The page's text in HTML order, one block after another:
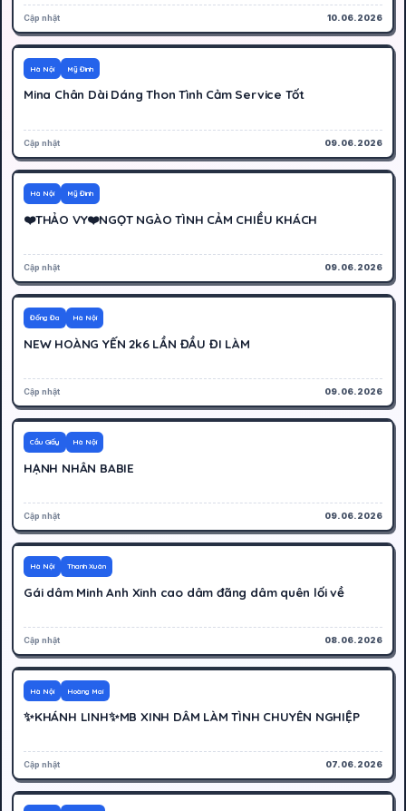
Cập nhật 10.06.2026
Hà Nội Mỹ Đình
Mina Chân Dài Dáng Thon Tình Cảm Service Tốt
Cập nhật 09.06.2026
Hà Nội Mỹ Đình
❤️THẢO VY❤️NGỌT NGÀO TÌNH CẢM CHIỀU KHÁCH
Cập nhật 09.06.2026
1000K
Đống Đa Hà Nội
NEW HOÀNG YẾN 2k6 LẦN ĐẦU ĐI LÀM
Cập nhật 09.06.2026
2000K
Cầu Giấy Hà Nội
HẠNH NHÂN BABIE
Cập nhật 09.06.2026
300K
Hà Nội Thanh Xuân
Gái dâm Minh Anh Xinh cao dâm đãng dâm quên lối về
Cập nhật 08.06.2026
Hà Nội Hoàng Mai
✨KHÁNH LINH✨MB XINH DÂM LÀM TÌNH CHUYÊN NGHIỆP
Cập nhật 07.06.2026